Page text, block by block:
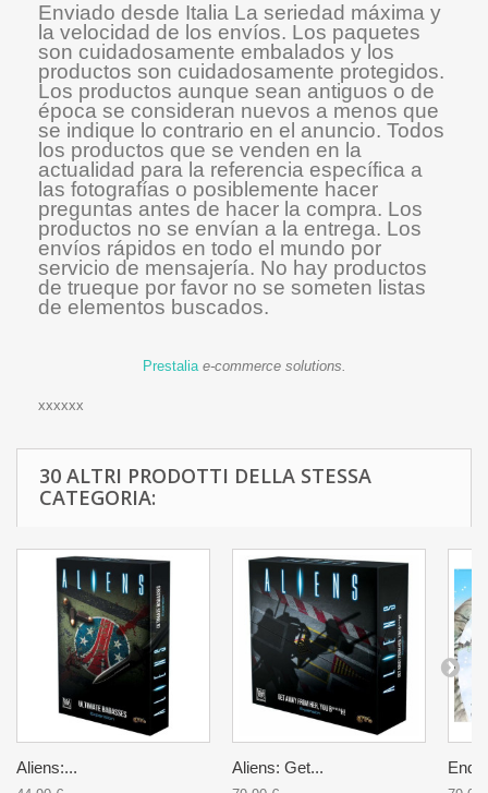
Enviado desde Italia La seriedad máxima y
la velocidad de los envíos. Los paquetes
son cuidadosamente embalados y los
productos son cuidadosamente protegidos.
Los productos aunque sean antiguos o de
época se consideran nuevos a menos que
se indique lo contrario en el anuncio. Todos
los productos que se venden en la
actualidad para la referencia específica a
las fotografías o posiblemente hacer
preguntas antes de hacer la compra. Los
productos no se envían a la entrega. Los
envíos rápidos en todo el mundo por
servicio de mensajería. No hay productos
de trueque por favor no se someten listas
de elementos buscados.
Prestalia e-commerce solutions.
xxxxxx
30 ALTRI PRODOTTI DELLA STESSA
CATEGORIA:
Aliens:... Aliens: Get...